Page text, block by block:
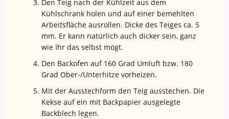
Den Teig nach der Kühlzeit aus dem
Kühlschrank holen und auf einer bemehlten
Arbeitsfläche ausrollen. Dicke des Teiges ca. 5
mm. Er kann natürlich auch dicker sein, ganz
wie Ihr das selbst mögt.
Den Backofen auf 160 Grad Umluft bzw. 180
Grad Ober-/Unterhitze vorheizen.
Mit der Ausstechform den Teig ausstechen. Die
Kekse auf ein mit Backpapier ausgelegte
Backblech legen.